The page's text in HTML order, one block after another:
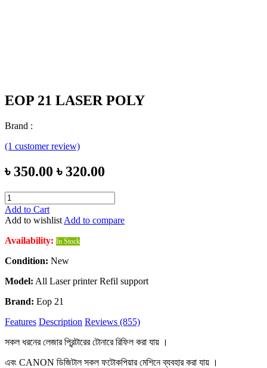
EOP 21 LASER POLY
Brand :
(1 customer review)
৳ 350.00 ৳ 320.00
Add to Cart
Add to wishlist Add to compare
Availability: In Stock
Condition: New
Model: All Laser printer Refil support
Brand: Eop 21
Features Description Reviews (855)
সকল ধরনের লেজার প্রিন্টারের টোনারে রিফিল করা যায় ।
এবং CANON ডিজিটাল সকল ফটোকপিয়ার মেশিনে ব্যবহার করা যায় ।